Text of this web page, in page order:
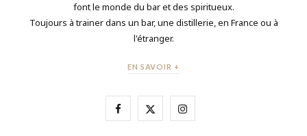
font le monde du bar et des spiritueux.
Toujours à trainer dans un bar, une distillerie, en France ou à
l'étranger.
EN SAVOIR +
F X I